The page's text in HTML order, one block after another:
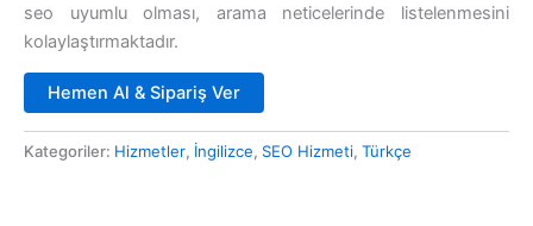
seo uyumlu olması, arama neticelerinde listelenmesini
kolaylaştırmaktadır.
Hemen Al & Sipariş Ver
Kategoriler: Hizmetler, İngilizce, SEO Hizmeti, Türkçe